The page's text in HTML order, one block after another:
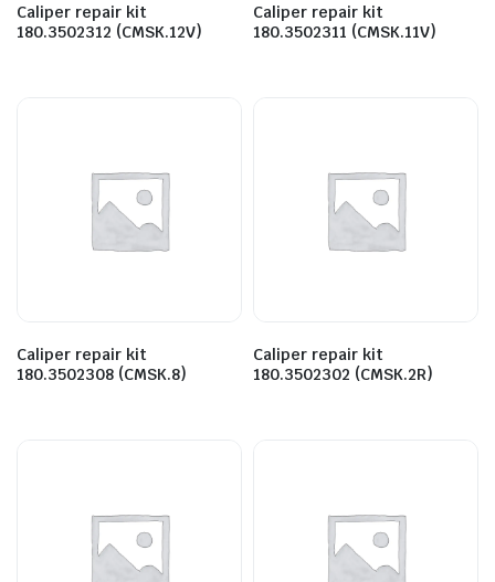
Caliper repair kit
180.3502312 (CMSK.12V)
Caliper repair kit
180.3502311 (CMSK.11V)
Caliper repair kit
180.3502308 (CMSK.8)
Caliper repair kit
180.3502302 (CMSK.2R)